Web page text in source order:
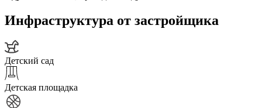
Инфраструктура от застройщика
Детский сад
Детская площадка